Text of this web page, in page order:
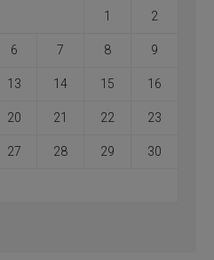
1 2
6 7 8 9
13 14 15 16
20 21 22 23
27 28 29 30